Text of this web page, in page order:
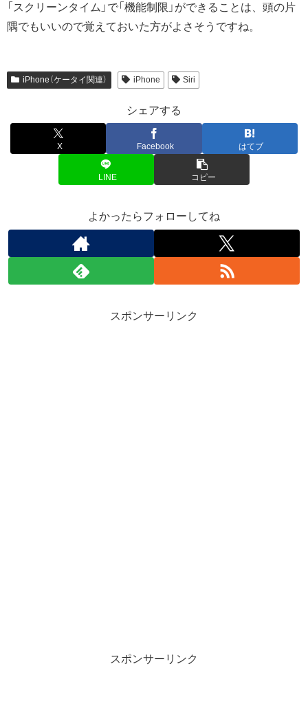
「スクリーンタイム」で「機能制限」ができることは、頭の片
隅でもいいので覚えておいた方がよさそうですね。
iPhone（ケータイ関連） iPhone Siri
シェアする
X Facebook はてブ
LINE コピー
よかったらフォローしてね
スポンサーリンク
スポンサーリンク